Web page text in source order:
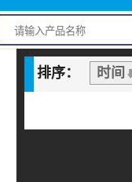
排序： 时间